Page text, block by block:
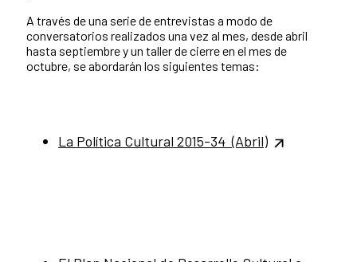
A través de una serie de entrevistas a modo de
conversatorios realizados una vez al mes, desde abril
hasta septiembre y un taller de cierre en el mes de
octubre, se abordarán los siguientes temas:
La Política Cultural 2015-34 (Abril)